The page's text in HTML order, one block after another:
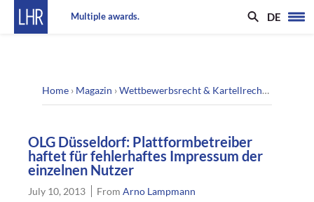
Multiple awards. DE
Home › Magazin ›Wettbewerbsrecht & Kartellrecht ›
OLG Düsseldorf: Plattformbetreiber
haftet für fehlerhaftes Impressum der
einzelnen Nutzer
July 10, 2013 FromArno Lampmann